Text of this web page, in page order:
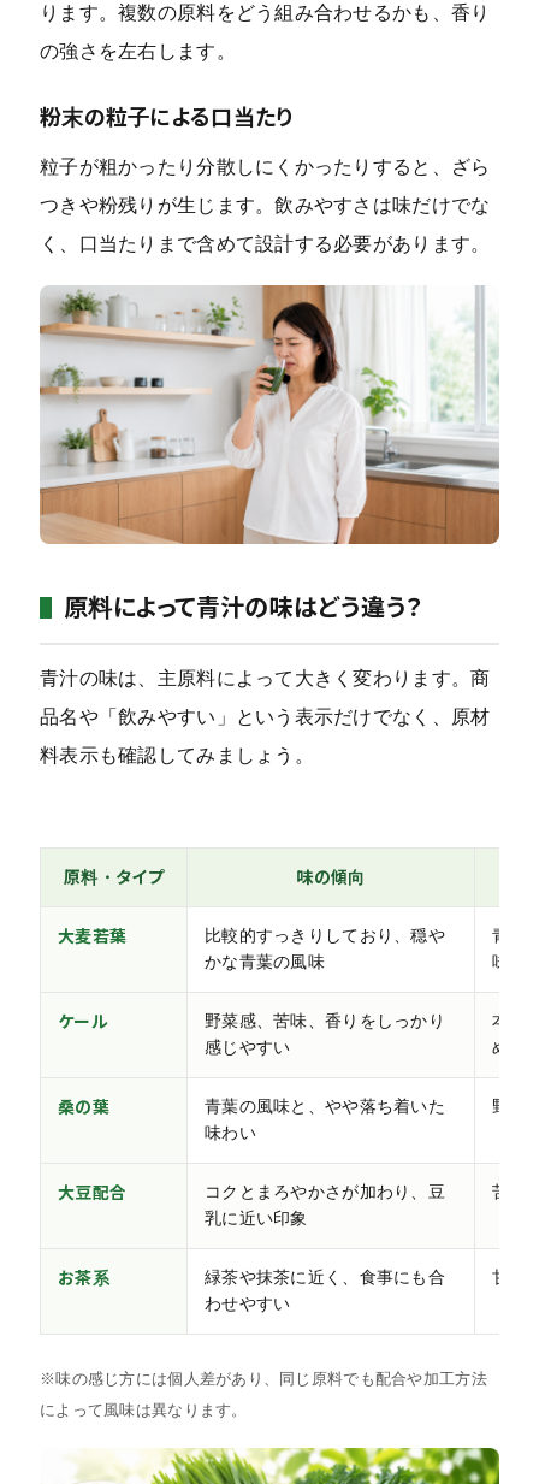
ります。複数の原料をどう組み合わせるかも、香り
の強さを左右します。
粉末の粒子による口当たり
粒子が粗かったり分散しにくかったりすると、ざら
つきや粉残りが生じます。飲みやすさは味だけでな
く、口当たりまで含めて設計する必要があります。
原料によって青汁の味はどう違う？
青汁の味は、主原料によって大きく変わります。商
品名や「飲みやすい」という表示だけでなく、原材
料表示も確認してみましょう。
原料・タイプ 味の傾向
大麦若葉
比較的すっきりしており、穏や
かな青葉の風味
青汁
味が
ケール
野菜感、苦味、香りをしっかり
感じやすい
本格
める
桑の葉
青葉の風味と、やや落ち着いた
味わい
野菜
大豆配合
コクとまろやかさが加わり、豆
乳に近い印象
苦味
お茶系
緑茶や抹茶に近く、食事にも合
わせやすい
甘い
※味の感じ方には個人差があり、同じ原料でも配合や加工方法
によって風味は異なります。